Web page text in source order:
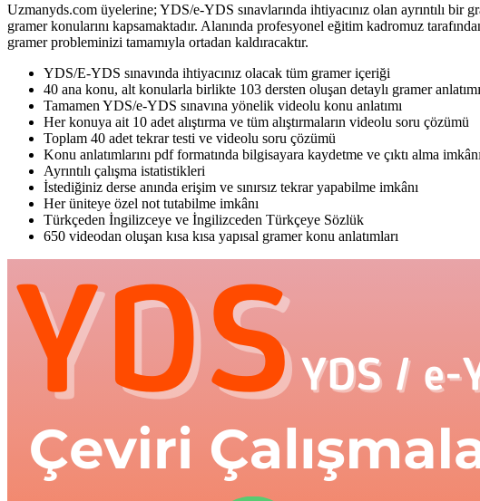
Uzmanyds.com üyelerine; YDS/e-YDS sınavlarında ihtiyacınız olan ayrıntılı bir
gramer konularını kapsamaktadır. Alanında profesyonel eğitim kadromuz
gramer probleminizi tamamıyla ortadan kaldıracaktır.
YDS/E-YDS sınavında ihtiyacınız olacak tüm gramer içeriği
40 ana konu, alt konularla birlikte 103 dersten oluşan detaylı gramer anlatımı
Tamamen YDS/e-YDS sınavına yönelik videolu konu anlatımı
Her konuya ait 10 adet alıştırma ve tüm alıştırmaların videolu soru çözümü
Toplam 40 adet tekrar testi ve videolu soru çözümü
Konu anlatımlarını pdf formatında bilgisayara kaydetme ve çıktı alma imkânı
Ayrıntılı çalışma istatistikleri
İstediğiniz derse anında erişim ve sınırsız tekrar yapabilme imkânı
Her üniteye özel not tutabilme imkânı
Türkçeden İngilizceye ve İngilizceden Türkçeye Sözlük
650 videodan oluşan kısa kısa yapısal gramer konu anlatımları